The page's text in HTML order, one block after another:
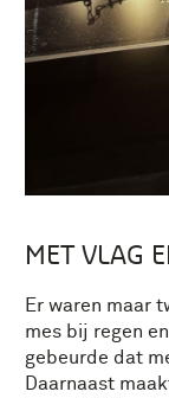
MET VLAG
Er waren maar
mes bij regen
gebeurde dat
Daarnaast